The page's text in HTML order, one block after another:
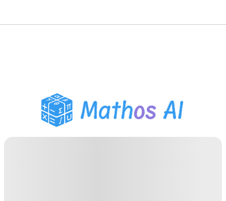
PDF Hausaufgaben-Helfer
Lernwerkzeuge